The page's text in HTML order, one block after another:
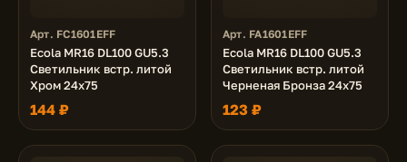
Арт. FC1601EFF
Ecola MR16 DL100 GU5.3
Светильник встр. литой
Хром 24x75
144 ₽
Арт. FA1601EFF
Ecola MR16 DL100 GU5.3
Светильник встр. литой
Черненая Бронза 24x75
123 ₽